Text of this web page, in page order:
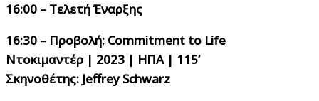
16:00 – Τελετή Έναρξης
16:30 – Προβολή: Commitment to Life
Ντοκιμαντέρ | 2023 | ΗΠΑ | 115’
Σκηνοθέτης: Jeffrey Schwarz